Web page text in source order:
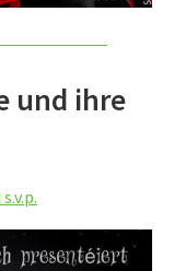
und ihre
s.v.p.